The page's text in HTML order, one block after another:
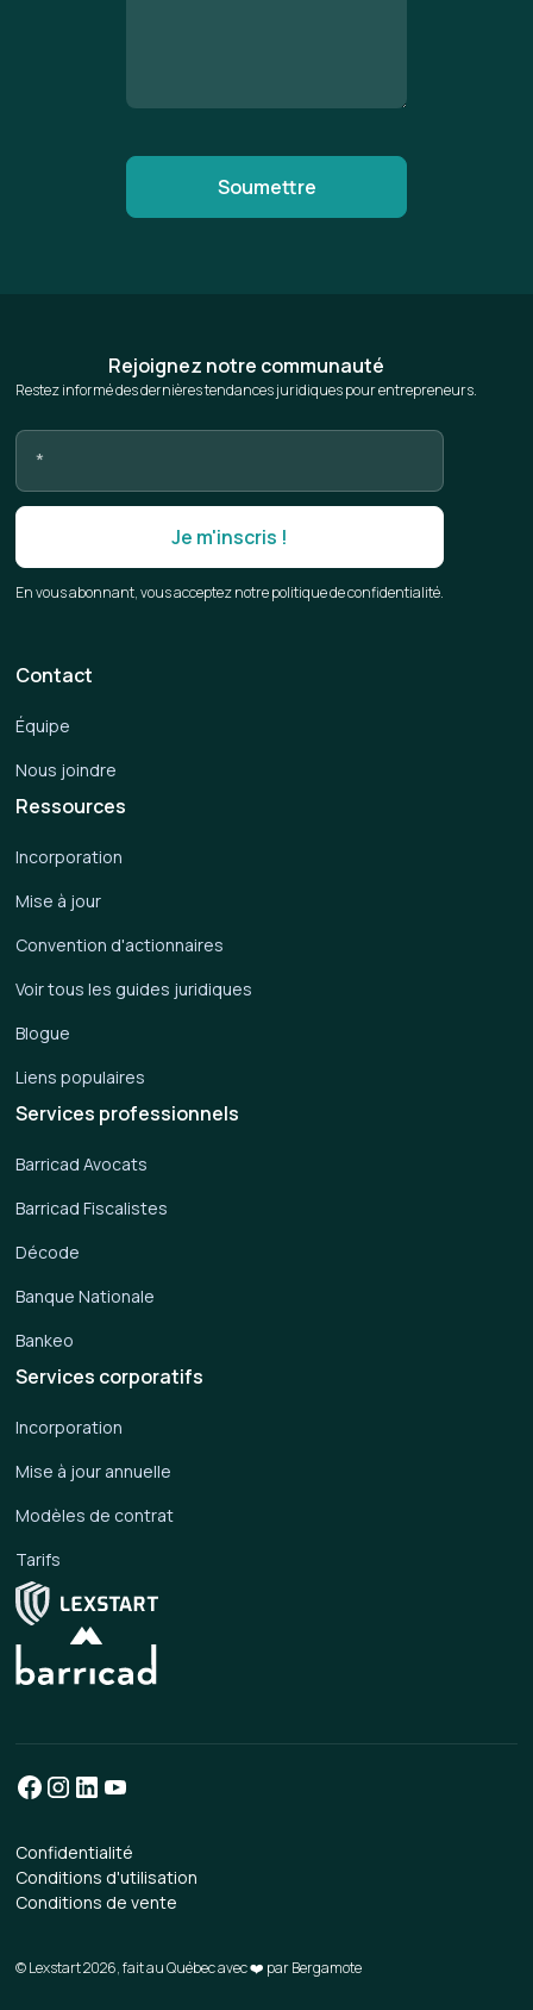
Rejoignez notre communauté
Restez informé des dernières tendances juridiques pour entrepreneurs.
En vous abonnant, vous acceptez notre politique de confidentialité.
Services corporatifs
Incorporation
Mise à jour annuelle
Modèles de contrat
Tarifs
Services professionnels
Barricad Avocats
Barricad Fiscalistes
Décode
Banque Nationale
Bankeo
Ressources
Incorporation
Mise à jour
Convention d'actionnaires
Voir tous les guides juridiques
Blogue
Liens populaires
Contact
Équipe
Nous joindre
Confidentialité
Conditions d'utilisation
Conditions de vente
© Lexstart 2026, fait au Québec avec ❤️ parBergamote